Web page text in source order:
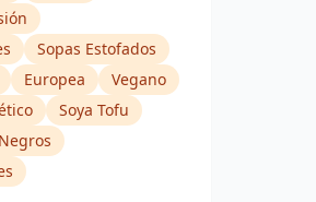
Sopas Estofados
Europea
Vegano
Soya Tofu